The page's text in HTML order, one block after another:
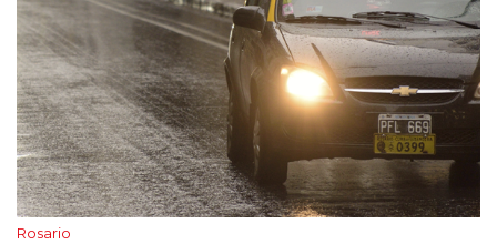
Rosario